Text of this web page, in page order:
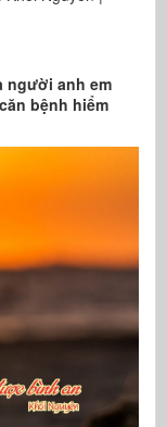
người anh em
bệnh hiểm